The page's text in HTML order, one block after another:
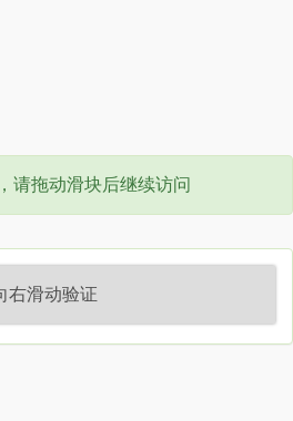
请拖动滑块后继续访问
右滑动验证